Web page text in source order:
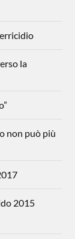
la
non può più
2015